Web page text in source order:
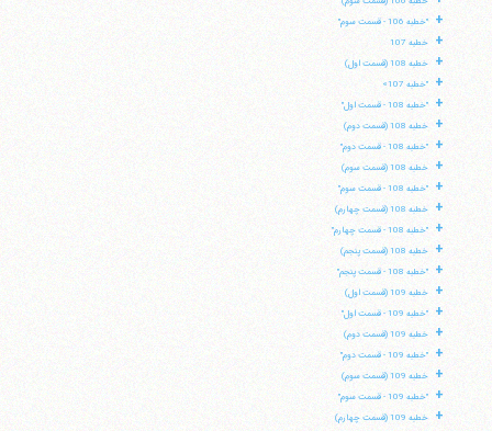
+ "خطبه 106 - قسمت سوم"
+ خطبه 107
+ خطبه 108 (قسمت اول)
+ "خطبه 107»
+ "خطبه 108 - قسمت اول"
+ خطبه 108 (قسمت دوم)
+ "خطبه 108 - قسمت دوم"
+ خطبه 108 (قسمت سوم)
+ "خطبه 108 - قسمت سوم"
+ خطبه 108 (قسمت چهارم)
+ "خطبه 108 - قسمت چهارم"
+ خطبه 108 (قسمت پنجم)
+ "خطبه 108 - قسمت پنجم"
+ خطبه 109 (قسمت اول)
+ "خطبه 109 - قسمت اول"
+ خطبه 109 (قسمت دوم)
+ "خطبه 109 - قسمت دوم"
+ خطبه 109 (قسمت سوم)
+ "خطبه 109 - قسمت سوم"
+ خطبه 109 (قسمت چهارم)